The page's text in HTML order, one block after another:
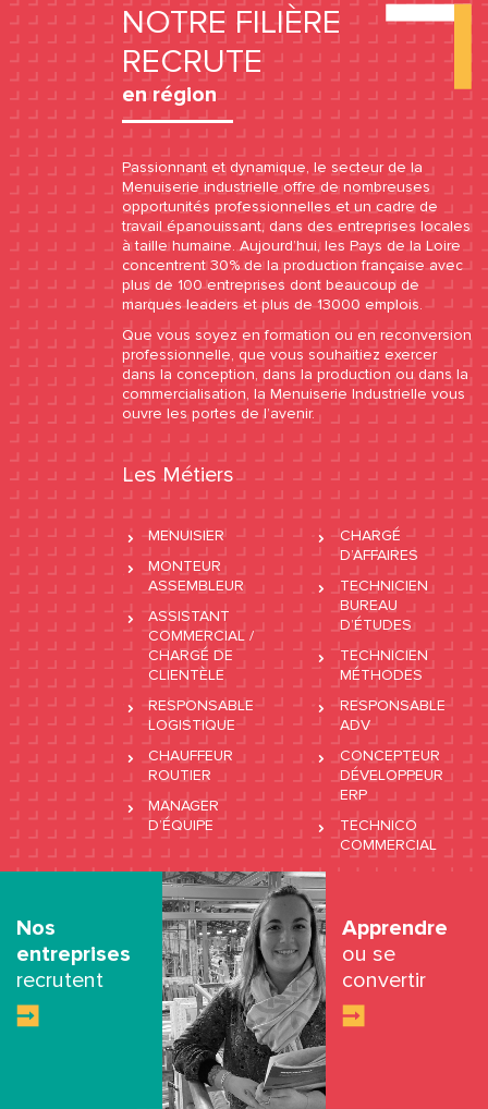
NOTRE FILIÈRE
RECRUTE
en région
Passionnant et dynamique, le secteur de la
Menuiserie industrielle offre de nombreuses
opportunités professionnelles et un cadre de
travail épanouissant, dans des entreprises locales
à taille humaine. Aujourd’hui, les Pays de la Loire
concentrent 30% de la production française avec
plus de 100 entreprises dont beaucoup de
marques leaders et plus de 13000 emplois.
Que vous soyez en formation ou en reconversion
professionnelle, que vous souhaitiez exercer
dans la conception, dans la production ou dans la
commercialisation, la Menuiserie Industrielle vous
ouvre les portes de l’avenir.
Les Métiers
MENUISIER
MONTEUR
ASSEMBLEUR
ASSISTANT
COMMERCIAL /
CHARGÉ DE
CLIENTÈLE
RESPONSABLE
LOGISTIQUE
CHAUFFEUR
ROUTIER
MANAGER
D’ÉQUIPE
CHARGÉ
D’AFFAIRES
TECHNICIEN
BUREAU
D’ÉTUDES
TECHNICIEN
MÉTHODES
RESPONSABLE
ADV
CONCEPTEUR
DÉVELOPPEUR
ERP
TECHNICO
COMMERCIAL
Nos
entreprises
recrutent
Apprendre
ou se
convertir